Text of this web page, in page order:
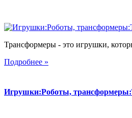
Трансформеры - это игрушки,
Подробнее »
Игрушки:Роботы,